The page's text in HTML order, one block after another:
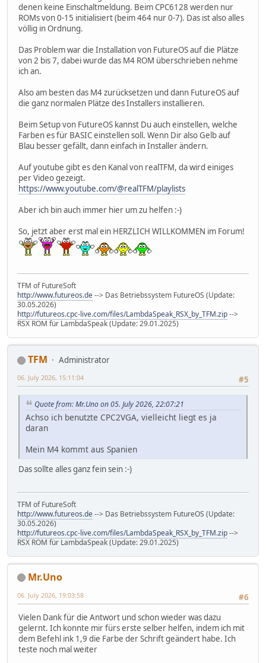
denen keine Einschaltmeldung. Beim CPC6128 werden nur
ROMs von 0-15 initialisiert (beim 464 nur 0-7). Das ist also alles
völlig in Ordnung.
Das Problem war die Installation von FutureOS auf die Plätze
von 2 bis 7, dabei wurde das M4 ROM überschrieben nehme
ich an.
Also am besten das M4 zurücksetzen und dann FutureOS auf
die ganz normalen Plätze des Installers installieren.
Beim Setup von FutureOS kannst Du auch einstellen, welche
Farben es für BASIC einstellen soll. Wenn Dir also Gelb auf
Blau besser gefällt, dann einfach in Installer ändern.
Auf youtube gibt es den Kanal von realTFM, da wird einiges
per Video gezeigt.
https://www.youtube.com/@realTFM/playlists
Aber ich bin auch immer hier um zu helfen :-)
So, jetzt aber erst mal ein HERZLICH WILLKOMMEN im Forum!
TFM of FutureSoft
http://www.futureos.de--> Das Betriebssystem FutureOS (Update:
30.05.2026)
http://futureos.cpc-live.com/files/LambdaSpeak_RSX_by_TFM.zip-->
RSX ROM für LambdaSpeak (Update: 29.01.2025)
TFM
Administrator
#5
06. July 2026, 15:11:04
Quote from: Mr.Uno on 05. July 2026, 22:07:21
Achso ich benutzte CPC2VGA, vielleicht liegt es ja
daran
Mein M4 kommt aus Spanien
Das sollte alles ganz fein sein :-)
TFM of FutureSoft
http://www.futureos.de--> Das Betriebssystem FutureOS (Update:
30.05.2026)
http://futureos.cpc-live.com/files/LambdaSpeak_RSX_by_TFM.zip-->
RSX ROM für LambdaSpeak (Update: 29.01.2025)
Mr.Uno
#6
06. July 2026, 19:03:58
Vielen Dank für die Antwort und schon wieder was dazu
gelernt. Ich konnte mir fürs erste selber helfen, indem ich mit
dem Befehl ink 1,9 die Farbe der Schrift geändert habe. Ich
teste noch mal weiter